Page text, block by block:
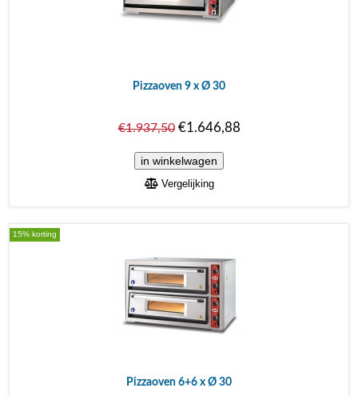
Pizzaoven 9 x Ø 30
€1.937,50€1.646,88
Vergelijking
15% korting
Pizzaoven 6+6 x Ø 30